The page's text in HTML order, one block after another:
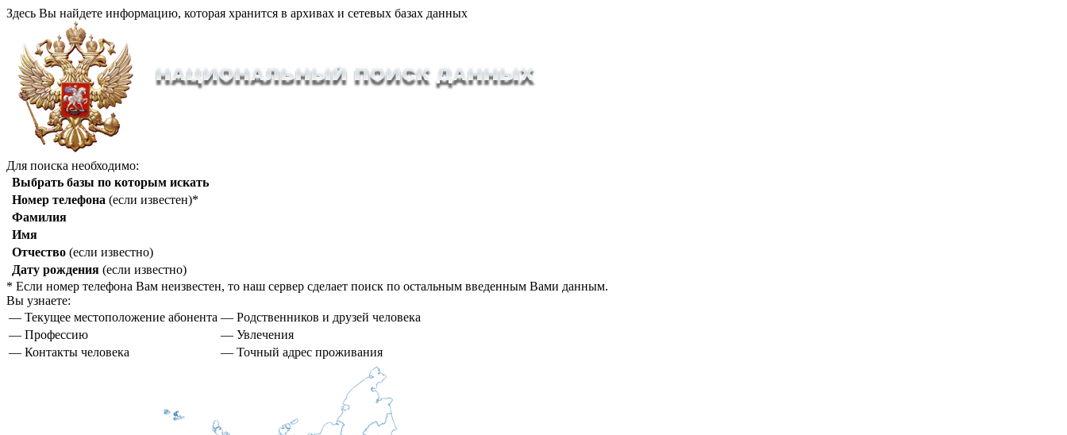
Здесь Вы найдете информацию, которая хранится в архивах и сетевых базах данных
Для поиска необходимо:
Выбрать базы по которым искать
Номер телефона (если известен)*
Фамилия
Имя
Отчество (если известно)
Дату рождения (если известно)
* Если номер телефона Вам неизвестен, то наш сервер сделает поиск по остальным введенным Вами данным.
Вы узнаете:
— Текущее местоположение абонента — Родственников и друзей человека
— Профессию
— Увлечения
— Контакты человека
— Точный адрес проживания